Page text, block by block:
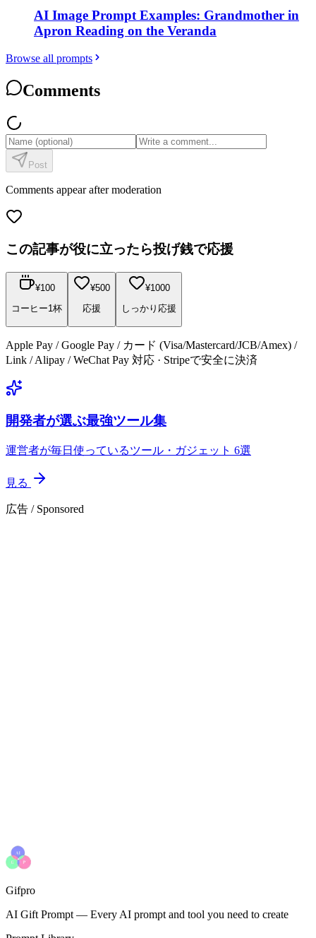
AI Image Prompt Examples: Grandmother in
Apron Reading on the Veranda
Browse all prompts
Comments
Post
Comments appear after moderation
この記事が役に立ったら投げ銭で応援
¥100
コーヒー1杯
¥500
応援
¥1000
しっかり応援
Apple Pay / Google Pay / カード (Visa/Mastercard/JCB/Amex) /
Link / Alipay / WeChat Pay 対応 · Stripeで安全に決済
開発者が選ぶ最強ツール集
運営者が毎日使っているツール・ガジェット 6選
見る
広告 / Sponsored
Gifpro
AI Gift Prompt — Every AI prompt and tool you need to create